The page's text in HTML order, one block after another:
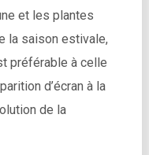
et les plantes
la saison estivale,
préférable à celle
d’écran à la
de la